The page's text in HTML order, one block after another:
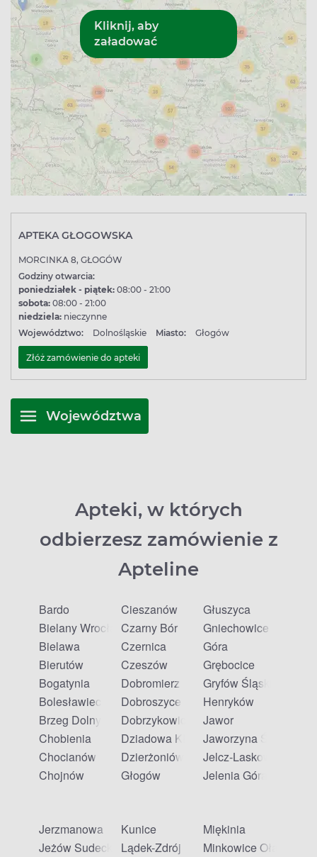
APTEKA GŁOGOWSKA
MORCINKA 8, GŁOGÓW
Godziny otwarcia:
poniedziałek - piątek: 08:00 - 21:00
sobota: 08:00 - 21:00
niedziela: nieczynne
Województwo:
Dolnośląskie Miasto: Głogów
Złóż zamówienie do apteki
Województwa
Apteki, w których
odbierzesz zamówienie z
Apteline
Bardo
Bielany Wrocławskie
Bielawa
Bierutów
Bogatynia
Bolesławiec
Brzeg Dolny
Chobienia
Chocianów
Chojnów
Cieszanów
Czarny Bór
Czernica
Czeszów
Dobromierz
Dobroszyce
Dobrzykowice
Dziadowa Kłoda
Dzierżoniów
Głogów
Głuszyca
Gniechowice
Góra
Grębocice
Gryfów Śląski
Henryków
Jawor
Jaworzyna Śląska
Jelcz-Laskowice
Jelenia Góra
Jerzmanowa
Jeżów Sudecki
Kunice
Lądek-Zdrój
Miękinia
Minkowice Oławskie